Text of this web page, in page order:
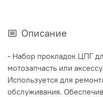
Описание
- Набор прокладок ЦПГ
мотозапчасть или
Используется для
обслуживания.